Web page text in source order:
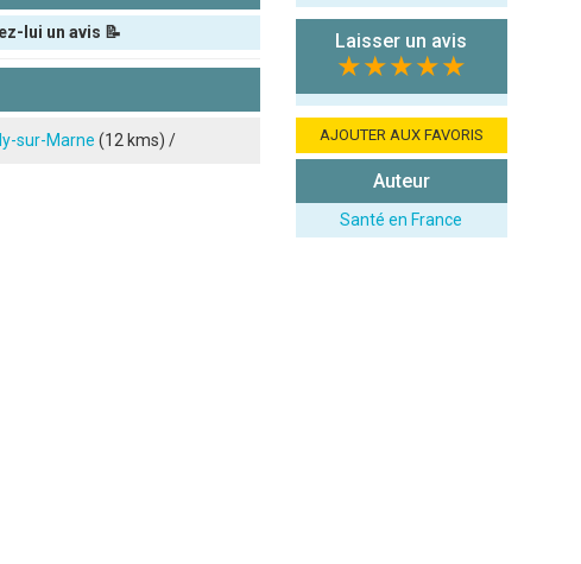
lui un avis 📝
sur-Marne (12 kms) /
Laisser un avis
★★★★★
AJOUTER AUX FAVORIS
Auteur
Santé en France